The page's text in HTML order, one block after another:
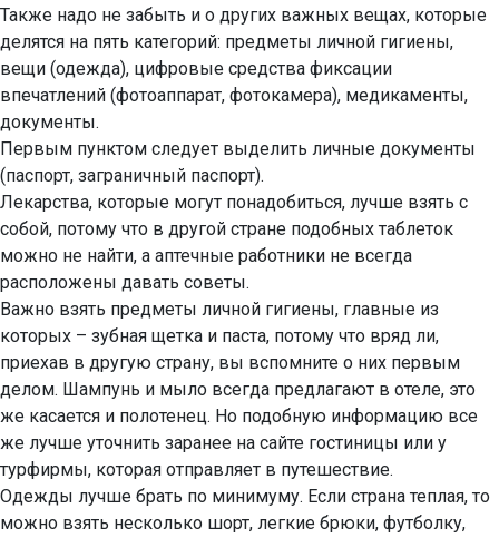
Также надо не забыть и о других важных вещах, которые
делятся на пять категорий: предметы личной гигиены,
вещи (одежда), цифровые средства фиксации
впечатлений (фотоаппарат, фотокамера), медикаменты,
документы.
Первым пунктом следует выделить личные документы
(паспорт, заграничный паспорт).
Лекарства, которые могут понадобиться, лучше взять с
собой, потому что в другой стране подобных таблеток
можно не найти, а аптечные работники не всегда
расположены давать советы.
Важно взять предметы личной гигиены, главные из
которых – зубная щетка и паста, потому что вряд ли,
приехав в другую страну, вы вспомните о них первым
делом. Шампунь и мыло всегда предлагают в отеле, это
же касается и полотенец. Но подобную информацию все
же лучше уточнить заранее на сайте гостиницы или у
турфирмы, которая отправляет в путешествие.
Одежды лучше брать по минимуму. Если страна теплая, то
можно взять несколько шорт, легкие брюки, футболку,